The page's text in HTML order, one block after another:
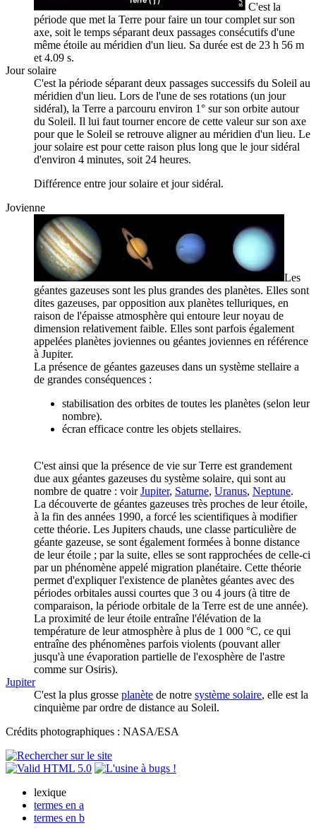
C'est la
période que met la Terre pour faire un tour complet sur son
axe, soit le temps séparant deux passages consécutifs d'une
même étoile au méridien d'un lieu. Sa durée est de 23 h 56 m
et 4.09 s.
Jour solaire
C'est la période séparant deux passages successifs du Soleil au
méridien d'un lieu. Lors de l'une de ses rotations (un jour
sidéral), la Terre a parcouru environ 1° sur son orbite autour
du Soleil. Il lui faut tourner encore de cette valeur sur son axe
pour que le Soleil se retrouve aligner au méridien d'un lieu. Le
jour solaire est pour cette raison plus long que le jour sidéral
d'environ 4 minutes, soit 24 heures.
Différence entre jour solaire et jour sidéral.
Jovienne
Les
géantes gazeuses sont les plus grandes des planètes. Elles sont
dites gazeuses, par opposition aux planètes telluriques, en
raison de l'épaisse atmosphère qui entoure leur noyau de
dimension relativement faible. Elles sont parfois également
appelées planètes joviennes ou géantes joviennes en référence
à Jupiter.
La présence de géantes gazeuses dans un système stellaire a
de grandes conséquences :
stabilisation des orbites de toutes les planètes (selon leur
nombre).
écran efficace contre les objets stellaires.
C'est ainsi que la présence de vie sur Terre est grandement
due aux géantes gazeuses du système solaire, qui sont au
nombre de quatre : voirJupiter, Saturne, Uranus, Neptune.
La découverte de géantes gazeuses très proches de leur étoile,
à la fin des années 1990, a forcé les scientifiques à modifier
cette théorie. Les Jupiters chauds, une classe particulière de
géante gazeuse, se sont également formées à bonne distance
de leur étoile ; par la suite, elles se sont rapprochées de celle-ci
par un phénomène appelé migration planétaire. Cette théorie
permet d'expliquer l'existence de planètes géantes avec des
périodes orbitales aussi courtes que 3 ou 4 jours (à titre de
comparaison, la période orbitale de la Terre est de une année).
La proximité de leur étoile entraîne l'élévation de la
température de leur atmosphère à plus de 1 000 °C, ce qui
entraîne des phénomènes parfois violents (pouvant aller
jusqu'à une évaporation partielle de l'exosphère de l'astre
comme sur Osiris).
Jupiter
C'est la plus grosse planète de notre système solaire, elle est la
cinquième par ordre de distance au Soleil.
Crédits photographiques : NASA/ESA
lexique
termes en a
termes en b